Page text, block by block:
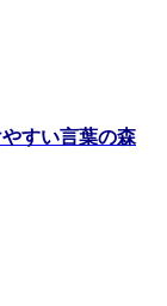
すい言葉の森